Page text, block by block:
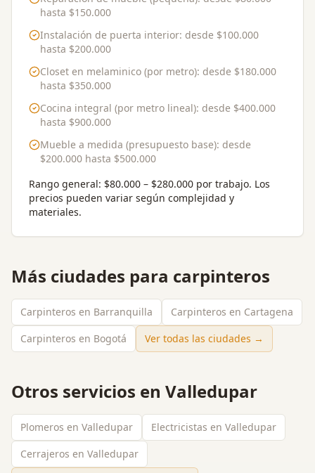
hasta $150.000
Instalación de puerta interior: desde $100.000
hasta $200.000
Closet en melaminico (por metro): desde $180.000
hasta $350.000
Cocina integral (por metro lineal): desde $400.000
hasta $900.000
Mueble a medida (presupuesto base): desde
$200.000 hasta $500.000
Rango general: $80.000 – $280.000 por trabajo. Los
precios pueden variar según complejidad y
materiales.
Más ciudades para carpinteros
Carpinteros en Barranquilla
Carpinteros en Cartagena
Carpinteros en Bogotá
Ver todas las ciudades →
Otros servicios en Valledupar
Plomeros en Valledupar
Electricistas en Valledupar
Cerrajeros en Valledupar